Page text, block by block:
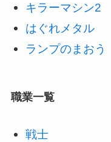
キラーマシン2
はぐれメタル
ランプのまおう
職業一覧
戦士